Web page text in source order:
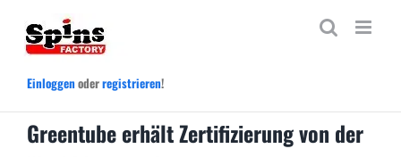
Inhalt
springen
Einloggenoderregistrieren!
Greentube erhält Zertifizierung von der